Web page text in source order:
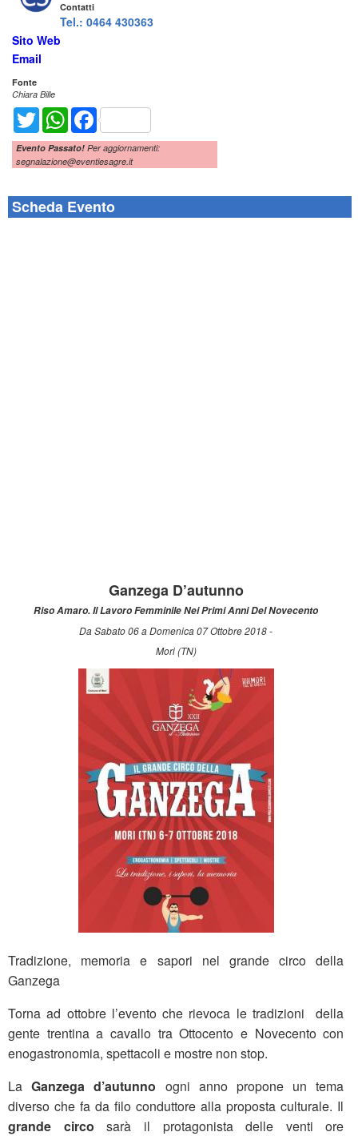
Contatti
Tel.: 0464 430363
Sito Web
Email
Fonte
Chiara Bille
Twitter WhatsAppFacebook
Evento Passato! Per aggiornamenti:
segnalazione@eventiesagre.it
Scheda Evento
Ganzega D’autunno
Riso Amaro. Il Lavoro Femminile Nei Primi Anni Del Novecento
Da Sabato 06 a Domenica 07 Ottobre 2018 -
Mori (TN)
Tradizione, memoria e sapori nel grande circo della
Ganzega
Torna ad ottobre l’evento che rievoca le tradizioni della
gente trentina a cavallo tra Ottocento e Novecento con
enogastronomia, spettacoli e mostre non stop.
LaGanzega d’autunno ogni anno propone un tema
diverso che fa da filo conduttore alla proposta culturale. Il
grande circo sarà il protagonista delle venti ore